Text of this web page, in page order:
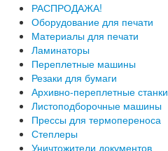
РАСПРОДАЖА!
Оборудование для печати
Материалы для печати
Ламинаторы
Переплетные машины
Резаки для бумаги
Архивно-переплетные станки
Листоподборочные машины
Прессы для термопереноса
Степлеры
Уничтожители документов